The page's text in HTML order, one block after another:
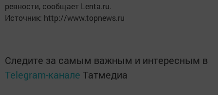
ревности, сообщает Lenta.ru.
Источник: http://www.topnews.ru
Следите за самым важным и интересным в
Telegram-канале Татмедиа